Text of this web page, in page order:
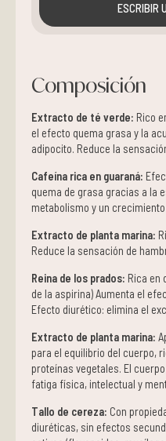
ESCRIBIR
Composición
Extracto de té verde: Rico
el efecto quema grasa y la
adipocito. Reduce la
Cafeína rica en guaraná:
quema de grasa gracias a la
metabolismo y un
Extracto de planta marina:
Reduce la sensación de
Reina de los prados: Rica en
de la aspirina) Aumenta el
Efecto diurético: elimina el
Extracto de planta marina:
para el equilibrio del cuerpo,
proteínas vegetales. El
fatiga física, intelectual y
Tallo de cereza: Con
diuréticas, sin efectos